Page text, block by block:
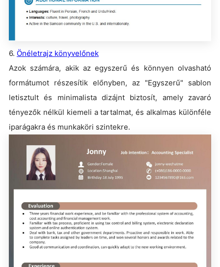
6. Önéletrajz könyvelőnek
Azok számára, akik az egyszerű és könnyen olvasható
formátumot részesítik előnyben, az "Egyszerű" sablon
letisztult és minimalista dizájnt biztosít, amely zavaró
tényezők nélkül kiemeli a tartalmat, és alkalmas különféle
iparágakra és munkaköri szintekre.